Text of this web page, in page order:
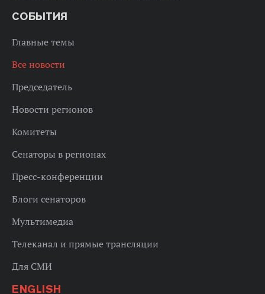
СОБЫТИЯ
Главные темы
Все новости
Председатель
Новости регионов
Комитеты
Сенаторы в регионах
Пресс-конференции
Блоги сенаторов
Мультимедиа
Телеканал и прямые трансляции
Для СМИ
ENGLISH